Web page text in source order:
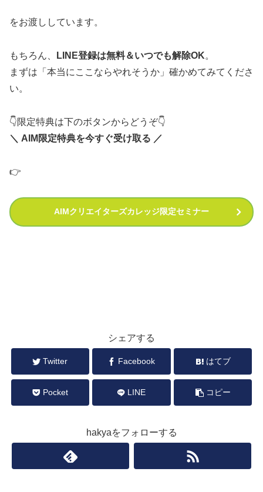
をお渡ししています。
もちろん、 LINE登録は無料＆いつでも解除OK。
まずは「本当にここならやれそうか」確かめてみてくださ
い。
👇限定特典は下のボタンからどうぞ👇
＼ AIM限定特典を今すぐ受け取る ／
👉
AIMクリエイターズカレッジ限定セミナー
シェアする
Twitter Facebook はてブ
Pocket LINE コピー
hakyaをフォローする